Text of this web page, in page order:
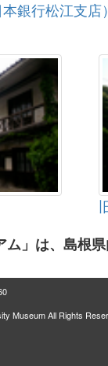
銀行松江支店
ム」は、島根
Museum All Rights